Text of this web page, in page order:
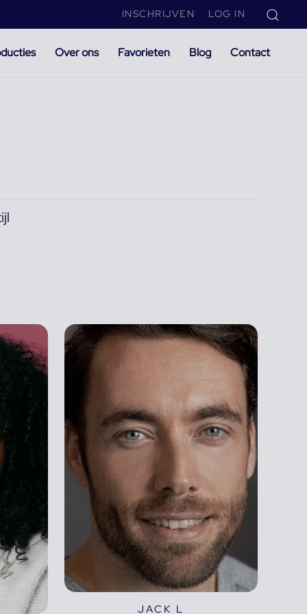
INSCHRIJVEN LOG IN
Over ons Favorieten Blog Contact
JACK L